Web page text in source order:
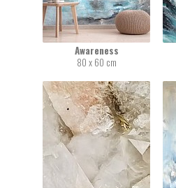
Awareness
80 x 60 cm